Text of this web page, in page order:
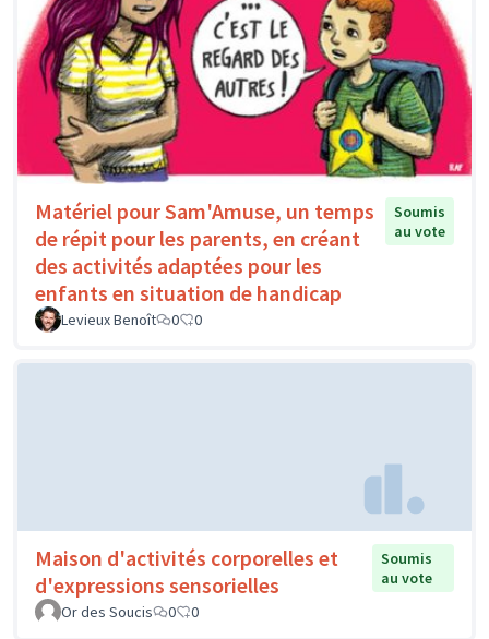
Matériel pour Sam'Amuse, un temps
de répit pour les parents, en créant
des activités adaptées pour les
enfants en situation de handicap
Soumis
au vote
Levieux Benoît 0 0
Maison d'activités corporelles et
d'expressions sensorielles
Soumis
au vote
Or des Soucis
0 0